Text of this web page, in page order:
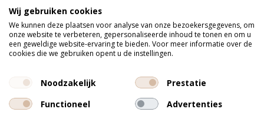
Sepa betaling (Overige landen)
Telefonisch bereikbaar
Wij gebruiken cookies
We kunnen deze plaatsen voor analyse van onze bezoekersgegevens, om
onze website te verbeteren, gepersonaliseerde inhoud te tonen en om u
een geweldige website-ervaring te bieden. Voor meer informatie over de
cookies die we gebruiken opent u de instellingen.
Noodzakelijk
Prestatie
Functioneel
Advertenties